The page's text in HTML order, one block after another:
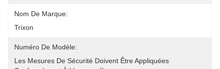
Nom De Marque:
Trixon
Numéro De Modèle:
Les Mesures De Sécurité Doivent Être Appliquées